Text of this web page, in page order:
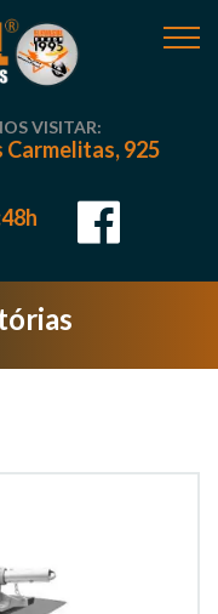
VISITAR:
Carmelitas, 925